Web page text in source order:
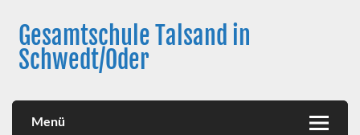
contentGesamtschule Talsand in
Schwedt/Oder
Menü